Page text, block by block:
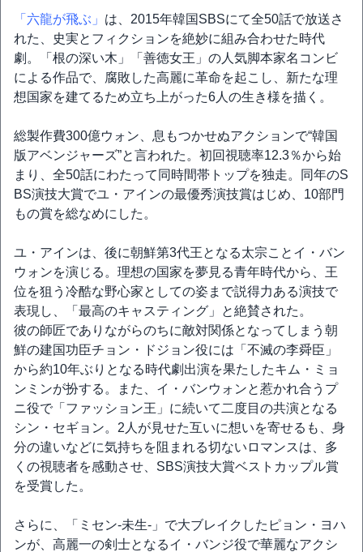
「六龍が飛ぶ」 は、2015年韓国SBSにて全50話で放送さ
れた、史実とフィクションを絶妙に組み合わせた時代
劇。「根の深い木」「善徳女王」の人気脚本家名コンビ
による作品で、腐敗した高麗に革命を起こし、新たな理
想国家を建てるため立ち上がった6人の生き様を描く。
総製作費300億ウォン、息もつかせぬアクションで“韓国
版アベンジャーズ”と言われた。初回視聴率12.3％から始
まり、全50話にわたって同時間帯トップを独走。同年のS
BS演技大賞でユ・アインの最優秀演技賞はじめ、10部門
もの賞を総なめにした。
ユ・アインは、後に朝鮮第3代王となる太宗ことイ・バン
ウォンを演じる。理想の国家を夢見る青年時代から、王
位を狙う冷酷な野心家としての姿まで説得力ある演技で
表現し、「最高のキャスティング」と絶賛された。
彼の師匠でありながらのちに敵対関係となってしまう朝
鮮の建国功臣チョン・ドジョン役には「不滅の李舜臣」
から約10年ぶりとなる時代劇出演を果たしたキム・ミョ
ンミンが扮する。また、イ・バンウォンと惹かれ合うプ
ニ役で「ファッション王」に続いて二度目の共演となる
シン・セギョン。2人が見せた互いに想いを寄せるも、身
分の違いなどに気持ちを阻まれる切ないロマンスは、多
くの視聴者を感動させ、SBS演技大賞ベストカップル賞
を受賞した。
さらに、「ミセン-未生-」で大ブレイクしたピョン・ヨハ
ンが、高麗一の剣士となるイ・バンジ役で華麗なアクシ